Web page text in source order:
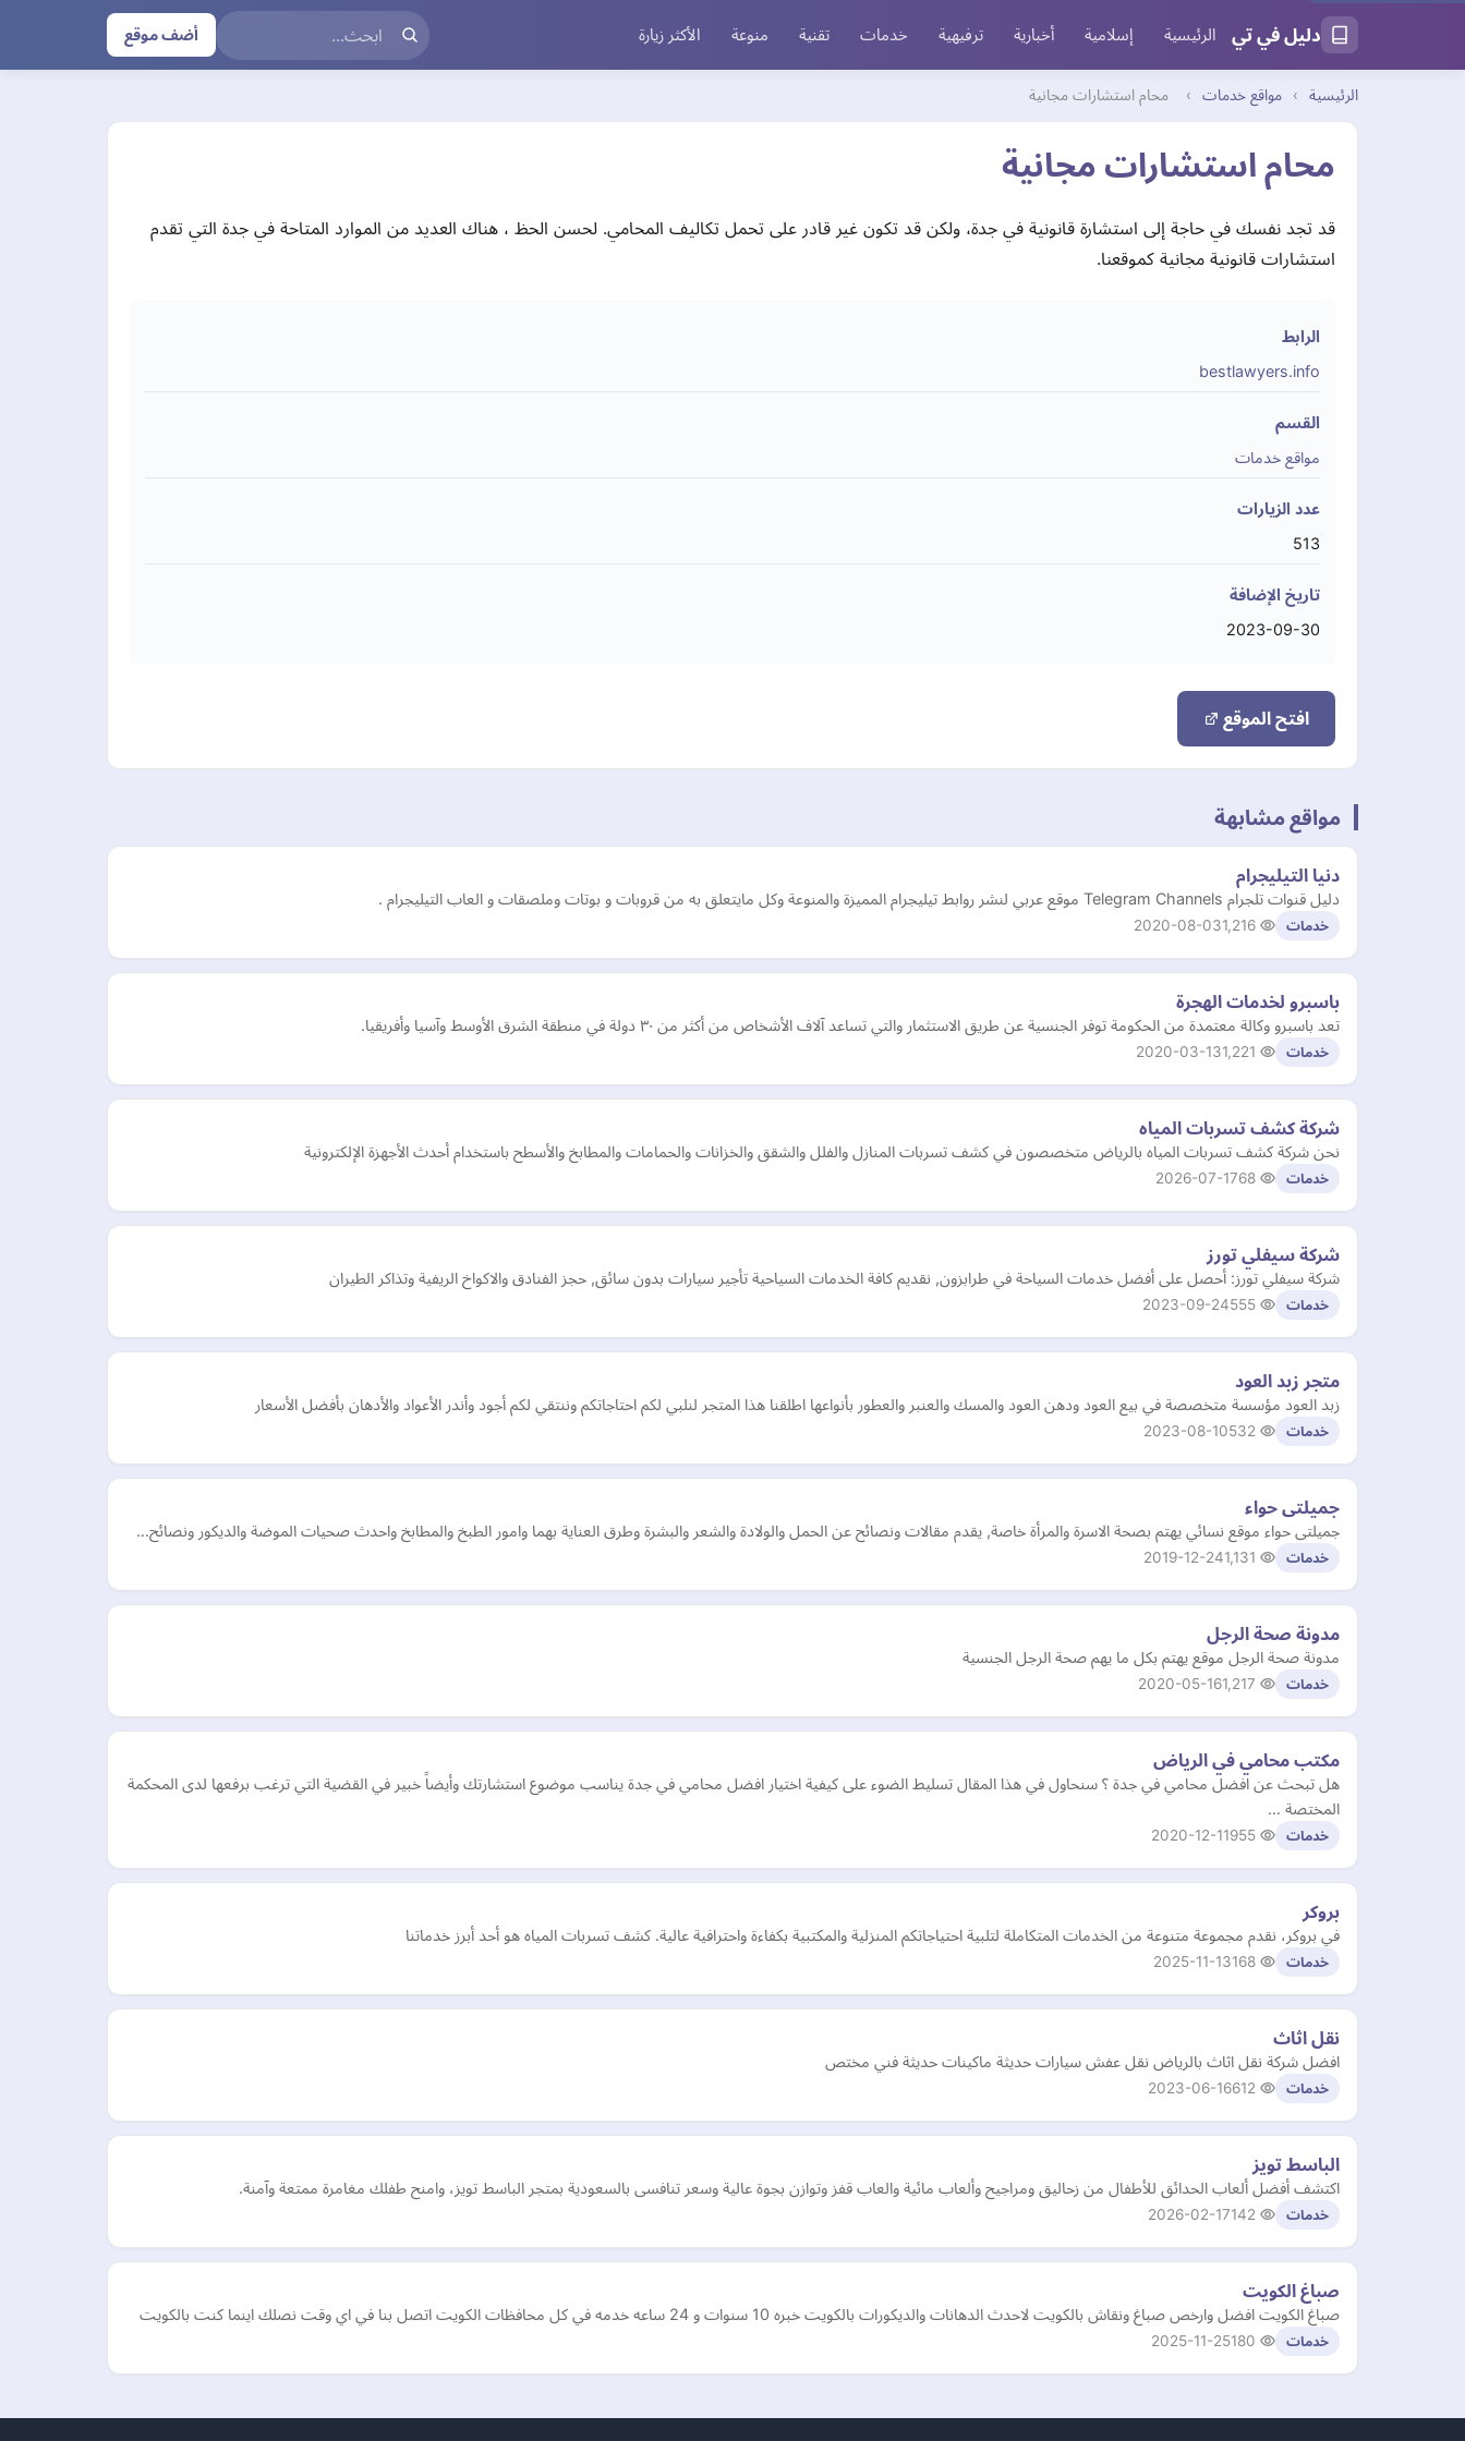
دليل في تي الرئيسية إسلامية أخبارية ترفيهية خدمات تقنية منوعة الأكثر زيارة أضف موقع
الرئيسية › مواقع خدمات › محام استشارات مجانية
محام استشارات مجانية
قد تجد نفسك في حاجة إلى استشارة قانونية في جدة، ولكن قد تكون غير قادر على تحمل تكاليف المحامي. لحسن الحظ ، هناك العديد من الموارد المتاحة في جدة التي تقدم
استشارات قانونية مجانية كموقعنا.
الرابط
bestlawyers.info
القسم
مواقع خدمات
عدد الزيارات
513
تاريخ الإضافة
2023-09-30
افتح الموقع
مواقع مشابهة
دنيا التيليجرام
دليل قنوات تلجرام Telegram Channels موقع عربي لنشر روابط تيليجرام المميزة والمنوعة وكل مايتعلق به من قروبات و بوتات وملصقات و العاب التيليجرام .
خدمات 2020-08-03
باسبرو لخدمات الهجرة
تعد باسبرو وكالة معتمدة من الحكومة توفر الجنسية عن طريق الاستثمار والتي تساعد آلاف الأشخاص من أكثر من ٣٠ دولة في منطقة الشرق الأوسط وآسيا وأفريقيا.
خدمات 2020-03-13
شركة كشف تسربات المياه
نحن شركة كشف تسربات المياه بالرياض متخصصون في كشف تسربات المنازل والفلل والشقق والخزانات والحمامات والمطابخ والأسطح باستخدام أحدث الأجهزة الإلكترونية
خدمات 2026-07-17
شركة سيفلي تورز
شركة سيفلي تورز: أحصل على أفضل خدمات السياحة في طرابزون, نقديم كافة الخدمات السياحية تأجير سيارات بدون سائق, حجز الفنادق والاكواخ الريفية وتذاكر الطيران
خدمات 2023-09-24
متجر زبد العود
زبد العود مؤسسة متخصصة في بيع العود ودهن العود والمسك والعنبر والعطور بأنواعها اطلقنا هذا المتجر لنلبي لكم احتاجاتكم وننتقي لكم أجود وأندر الأعواد والأدهان بأفضل الأسعار
خدمات 2023-08-10
جميلتى حواء
جميلتى حواء موقع نسائي يهتم بصحة الاسرة والمرأة خاصة, يقدم مقالات ونصائح عن الحمل والولادة والشعر والبشرة وطرق العناية بهما وامور الطبخ والمطابخ واحدث صحيات الموضة والديكور ونصائح…
خدمات 2019-12-24
مدونة صحة الرجل
مدونة صحة الرجل موقع يهتم بكل ما يهم صحة الرجل الجنسية
خدمات 2020-05-16
مكتب محامي في الرياض
هل تبحث عن افضل محامي في جدة ؟ سنحاول في هذا المقال تسليط الضوء على كيفية اختيار افضل محامي في جدة يناسب موضوع استشارتك وأيضاً خبير في القضية التي ترغب برفعها لدى المحكمة
المختصة …
خدمات 2020-12-11
بروكر
في بروكر، نقدم مجموعة متنوعة من الخدمات المتكاملة لتلبية احتياجاتكم المنزلية والمكتبية بكفاءة واحترافية عالية. كشف تسربات المياه هو أحد أبرز خدماتنا
خدمات 2025-11-13
نقل اثاث
افضل شركة نقل اثاث بالرياض نقل عفش سيارات حديثة ماكينات حديثة فني مختص
خدمات 2023-06-16
الباسط تويز
اكتشف أفضل ألعاب الحدائق للأطفال من زحاليق ومراجيح وألعاب مائية والعاب قفز وتوازن بجوة عالية وسعر تنافسى بالسعودية بمتجر الباسط تويز، وامنح طفلك مغامرة ممتعة وآمنة.
خدمات 2026-02-17
صباغ الكويت
صباغ الكويت افضل وارخص صباغ ونقاش بالكويت لاحدث الدهانات والديكورات بالكويت خبره 10 سنوات و 24 ساعه خدمه في كل محافظات الكويت اتصل بنا في اي وقت نصلك اينما كنت بالكويت
خدمات 2025-11-25